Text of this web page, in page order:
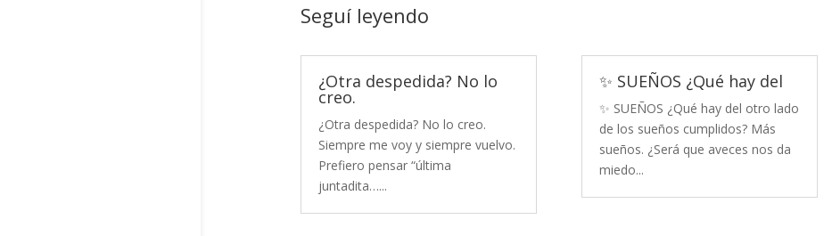
Seguí leyendo
¿Otra despedida? No lo
creo.
¿Otra despedida? No lo creo.
Siempre me voy y siempre vuelvo.
Prefiero pensar “última
juntadita…...
✨ SUEÑOS ¿Qué hay del
✨ SUEÑOS ¿Qué hay del otro lado
de los sueños cumplidos? Más
sueños. ¿Será que aveces nos da
miedo...